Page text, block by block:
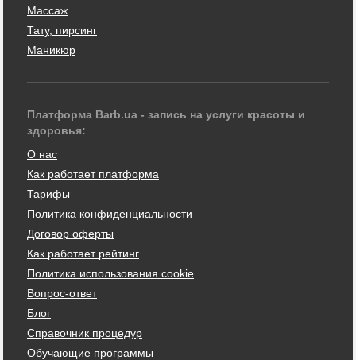
Массаж
Тату, пирсинг
Маникюр
Платформа Barb.ua - запись на услуги красоты и
здоровья:
О нас
Как работает платформа
Тарифы
Политика конфиденциальности
Договор оферты
Как работает рейтинг
Политика использования cookie
Вопрос-ответ
Блог
Справочник процедур
Обучающие программы